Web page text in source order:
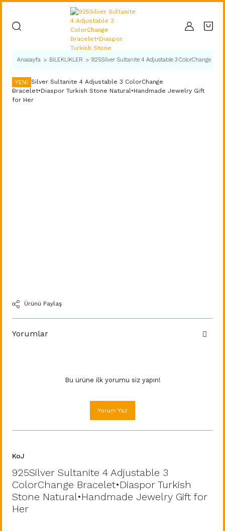
Anasayfa BİLEKLİKLER 925Silver Sultanite 4 Adjustable 3 ColorChange
YENİ
Ürünü Paylaş
Yorumlar
Bu ürüne ilk yorumu siz yapın!
Yorum Yaz
KoJ
925Silver Sultanite 4 Adjustable 3
ColorChange Bracelet•Diaspor Turkish
Stone Natural•Handmade Jewelry Gift for
Her